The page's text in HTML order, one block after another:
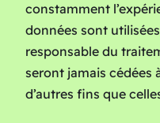
constamment
données sont
responsable du
seront jamais cédées
d’autres fins que